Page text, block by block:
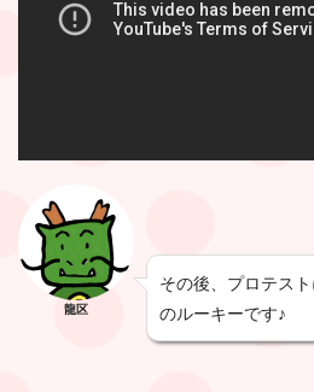
龍区
その後、プロテス
のルーキーです♪